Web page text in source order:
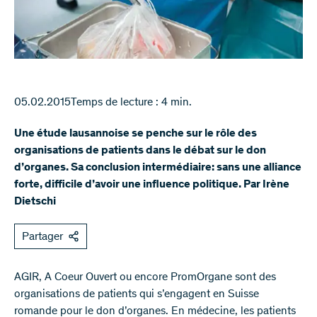
05.02.2015Temps de lecture : 4 min.
Une étude lausannoise se penche sur le rôle des
organisations de patients dans le débat sur le don
d’organes. Sa conclusion intermédiaire: sans une alliance
forte, difficile d’avoir une influence politique. Par Irène
Dietschi
Partager
​AGIR, A Coeur Ouvert ou encore PromOrgane sont des
organisations de patients qui s’engagent en Suisse
romande pour le don d’organes. En médecine, les patients